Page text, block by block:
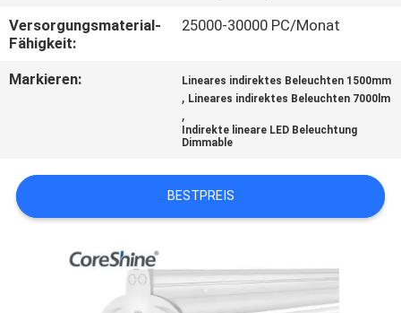
FORDERN
SIE
NEWS
SITEMAP
Versorgungsmaterial-
Fähigkeit:
25000-30000 PC/Monat
Markieren: Lineares indirektes Beleuchten 1500mm
, Lineares indirektes Beleuchten 7000lm
,
Indirekte lineare LED Beleuchtung
Dimmable
BESTPREIS